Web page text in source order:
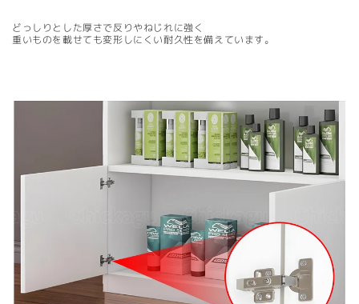
どっしりとした厚さで反りやねじれに強く
重いものを載せても変形しにくい耐久性を備えています。